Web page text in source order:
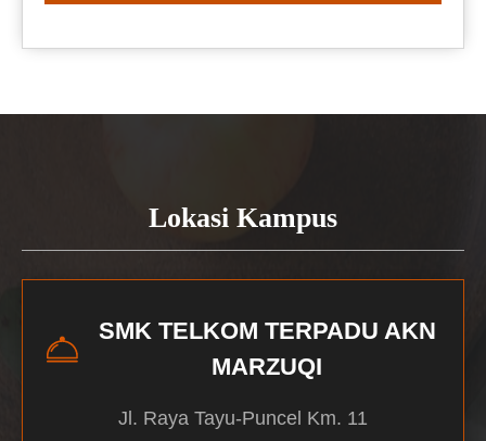
Lokasi Kampus
SMK TELKOM TERPADU AKN
MARZUQI
Jl. Raya Tayu-Puncel Km. 11